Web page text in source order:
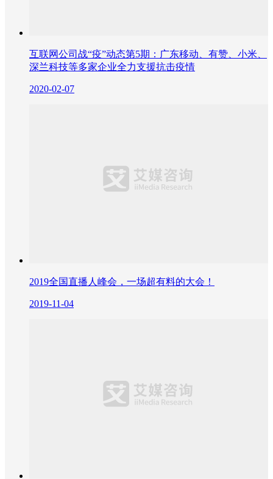
互联网公司战“疫”动态第5期：广东移动、有赞、小米、
深兰科技等多家企业全力支援抗击疫情
2020-02-07
2019全国直播人峰会，一场超有料的大会！
2019-11-04